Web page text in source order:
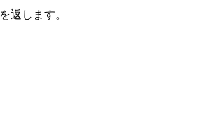
を返します。